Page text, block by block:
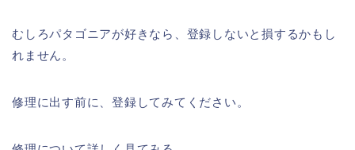
むしろパタゴニアが好きなら、登録しないと損するかもし
れません。
修理に出す前に、登録してみてください。